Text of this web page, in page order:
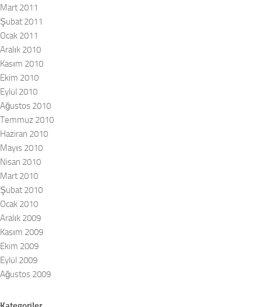
Mart 2011
Şubat 2011
Ocak 2011
Aralık 2010
Kasım 2010
Ekim 2010
Eylül 2010
Ağustos 2010
Temmuz 2010
Haziran 2010
Mayıs 2010
Nisan 2010
Mart 2010
Şubat 2010
Ocak 2010
Aralık 2009
Kasım 2009
Ekim 2009
Eylül 2009
Ağustos 2009